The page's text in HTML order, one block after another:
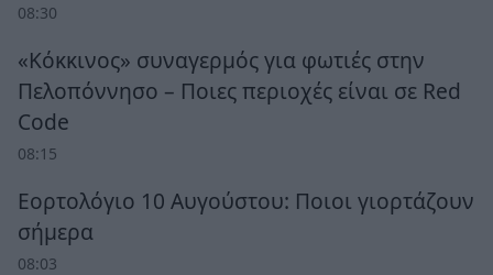
08:30
«Κόκκινος» συναγερμός για φωτιές στην
Πελοπόννησο – Ποιες περιοχές είναι σε Red
Code
08:15
Εορτολόγιο 10 Αυγούστου: Ποιοι γιορτάζουν
σήμερα
08:03